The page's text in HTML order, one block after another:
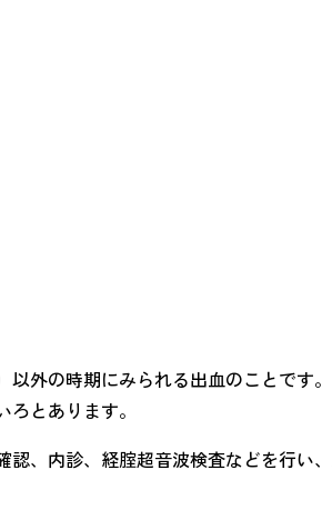
以外の時期にみられる出血のことです
とあります。
、内診、経腟超音波検査などを行い